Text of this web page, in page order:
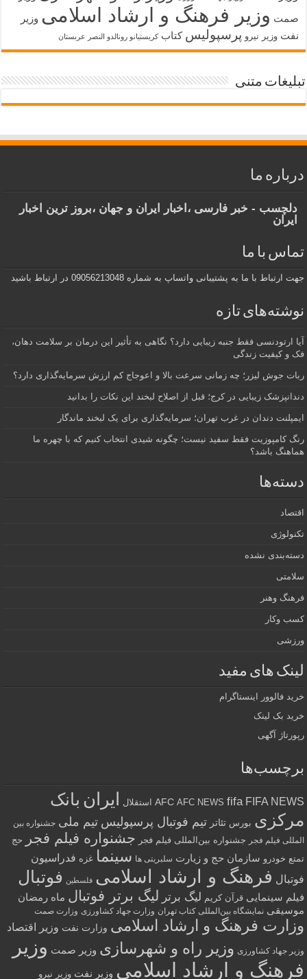
صمت وزیر فرهنگ و ارشاد اسلامی وزیر
نفت وزیر نیرو پرسپولیس کتاب کریستیانو رونالدو النصر عربستان
تبلیغات متنی
درباره ما
دلچسب - خبر فارسی ،اخبار ایران و جهان ،بروز ترین اخبار
ایران
تماس با ما
جهت ارتباط با ما به پشتیبانی واتساپ به شماره 09056213048 در ارتباط باشید
نوشته‌های تازه
آیا ارتودنسی فقط جنبه زیبایی دارد؟ نگاهی به تأثیر این درمان بر سلامت دهان،
فک و کیفیت زندگی
ربات جوش لیزر؛ چه زمانی سرعت بالا و اعوجاج کم ارزش سرمایه‌گذاری دارد؟
دندانپزشک زیبایی در کرج؛ قبل از اصلاح لبخند این نکات را بدانید
ایمپلنت دندان در غرب تهران؛ سرمایه‌گذاری برای یک لبخند ماندگار
رنگ کامپوزیت فقط سفید نیست؛ چگونه شیدی انتخاب کنیم که با چهره ما
هماهنگ باشد؟
دسته‌ها
اقتصاد
تکنولوژی
دسته‌بندی نشده
سلامتی
فرهنگ وهنر
کسب وکار
ورزشی
لینک های مفید
خرید فالوور اینستاگرام
خرید بک لینک
رپورتاژ آگهی
برچسب‌ها
AFC AFC NEWS fifa FIFA NEWS استقلال ایران بانک
مرکزی بورس تئاتر تیم فوتبال پرسپولیس تیم ملی جشنواره بین
المللی فیلم فجر
جشنواره بین‌المللی فیلم فجر جشنواره فیلم فجر
حج
تمتع خودرو سازمان حج و زیارت سلبریتی ها سینما غزه فدراسیون
فوتبال فرهنگ و ارشاد اسلامی فلسطین فوتبال
فیلم سینمایی قرآن کریم لیگ برتر لیگ برتر فوتبال ماه رمضان
موسیقی نمایشگاه بین‌المللی کتاب تهران وزارت جهاد کشاورزی وزارت صمت
وزارت فرهنگ و ارشاد اسلامی وزارت نفت وزیر اقتصاد
وزیر جهاد کشاورزی وزیر راه و شهرسازی وزیر صمت وزیر
فرهنگ و ارشاد اسلامی وزیر نفت وزیر نیرو